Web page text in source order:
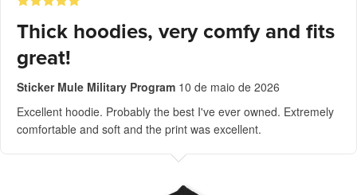
Thick hoodies, very comfy and fits
great!
Sticker Mule Military Program 10 de maio de 2026
Excellent hoodie. Probably the best I've ever owned. Extremely
comfortable and soft and the print was excellent.